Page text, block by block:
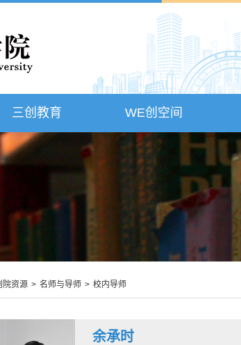
三创教育 WE创空间
院资源 > 名师与导师 > 校内导师
余承时